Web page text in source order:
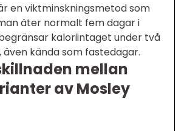
en viktminskningsmetod som
äter normalt fem dagar i
kaloriintaget under två
även kända som fastedagar.
mellan
av Mosley